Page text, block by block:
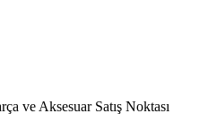
ve Aksesuar Satış Noktası